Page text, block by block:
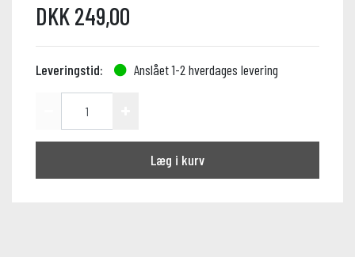
DKK 249,00
Leveringstid: Anslået 1-2 hverdages levering
Læg i kurv